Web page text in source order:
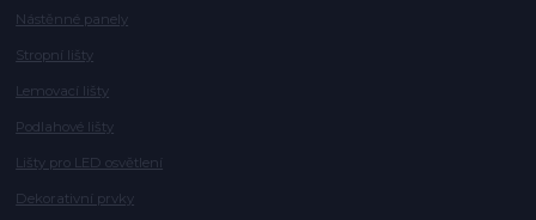
Nástěnné panely
Stropní lišty
Lemovací lišty
Podlahové lišty
Lišty pro LED osvětlení
Dekorativní prvky